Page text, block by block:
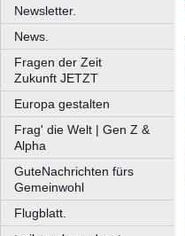
Newsletter.
News.
Fragen der Zeit
Zukunft JETZT
Europa gestalten
Frag' die Welt | Gen Z &
Alpha
GuteNachrichten fürs
Gemeinwohl
Flugblatt.